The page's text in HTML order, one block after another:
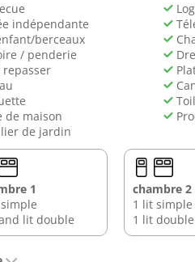
indépendante
berceaux
/ penderie
repasser
de maison
de jardin
1
lit double
chambre 2
1 lit simple
1 lit double